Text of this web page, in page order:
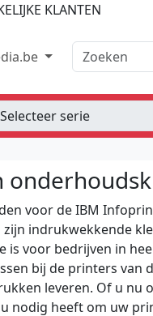
KLANTEN
Zoeken
voor de IBM
zijn indrukwekkende
voor bedrijven in
bij de printers van
leveren. Of u nu
nodig heeft om uw